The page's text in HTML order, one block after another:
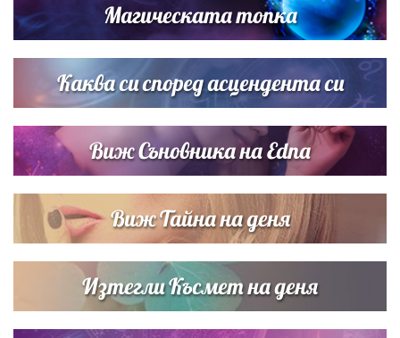
Звездна ваканция в Майорка: Дженифър Анистън,
Кортни Кокс и Джим Къртис заедно на яхта
Магическата топка
Каква си според асцендента си
Виж Съновника на Edna
Виж Тайна на деня
Изтегли Късмет на деня